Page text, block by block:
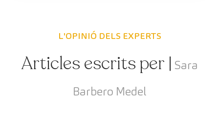
L'OPINIÓ DELS EXPERTS
Articles escrits per | Sara
Barbero Medel